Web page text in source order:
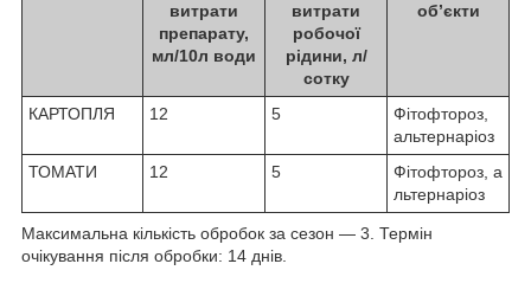
витрати
препарату,
мл/10л води
витрати
робочої
рідини, л/
сотку
об’єкти
КАРТОПЛЯ 12 5
Фітофтороз,
альтернаріоз
ТОМАТИ
12 5
Фітофтороз, а
льтернаріоз
Максимальна кількість обробок за сезон — 3. Термін
очікування після обробки: 14 днів.